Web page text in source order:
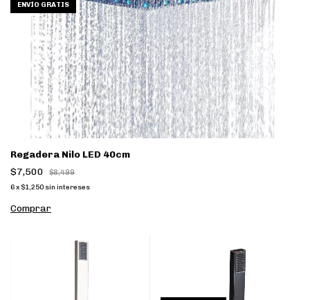
ENVÍO GRATIS
Regadera Nilo LED 40cm
$7,500
$8,499
6x $1,250 sin intereses